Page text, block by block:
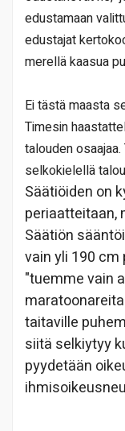
edustamaan
edustajat
merellä kaasua
Ei tästä maasta
Timesin
talouden
selkokielellä
Säätiöiden on
periaatteitaan,
Säätiön
vain yli 190
"tuemme vain
taitaville
siitä selkiytyy
pyydetään